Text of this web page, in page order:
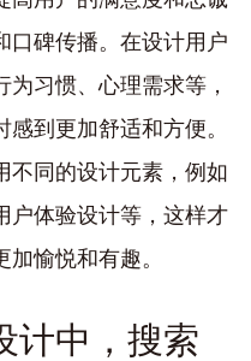
口碑传播。在设计用户
习惯、心理需求等，
到更加舒适和方便。
不同的设计元素，例如
户体验设计等，这样才
愉悦和有趣。
计中，搜索